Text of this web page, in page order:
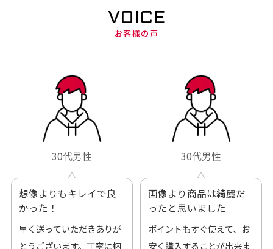
VOICE
お客様の声
30代男性
想像よりもキレイで良
かった！
早く送っていただきありが
とうございます。丁寧に梱
30代男性
画像より商品は綺麗だ
ったと思いました
ポイントもすぐ使えて、お
安く購入することが出来ま